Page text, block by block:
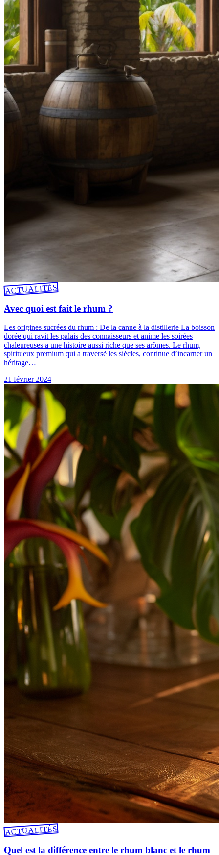
ACTUALITÉS
Avec quoi est fait le rhum ?
Les origines sucrées du rhum : De la canne à la distillerie La boisson
dorée qui ravit les palais des connaisseurs et anime les soirées
chaleureuses a une histoire aussi riche que ses arômes. Le rhum,
spiritueux premium qui a traversé les siècles, continue d’incarner un
héritage…
21 février 2024
ACTUALITÉS
Quel est la différence entre le rhum blanc et le rhum